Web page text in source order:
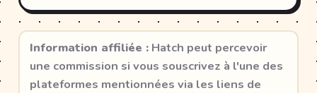
Information affiliée : Hatch peut percevoir
une commission si vous souscrivez à l'une des
plateformes mentionnées via les liens de